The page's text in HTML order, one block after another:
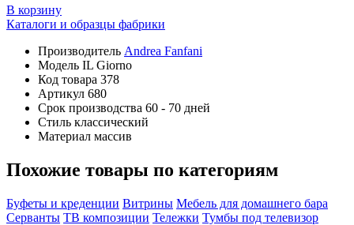
В корзину
Каталоги и образцы фабрики
Производитель Andrea Fanfani
Модель IL Giorno
Код товара 378
Артикул 680
Срок производства 60 - 70 дней
Стиль классический
Материал массив
Похожие товары по категориям
Буфеты и креденции Витрины Мебель для домашнего бара
Серванты ТВ композиции Тележки Тумбы под телевизор